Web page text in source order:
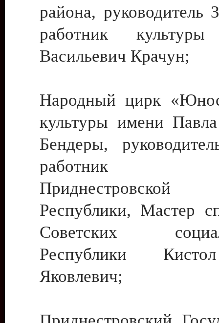
района, руководитель
работник культуры
Васильевич Крачун;
Народный цирк
культуры имени
Бендеры,
работник
Приднестровской
Республики, Мастер
Советских
Республики
Яковлевич;